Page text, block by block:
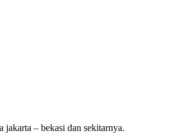
– bekasi dan sekitarnya.